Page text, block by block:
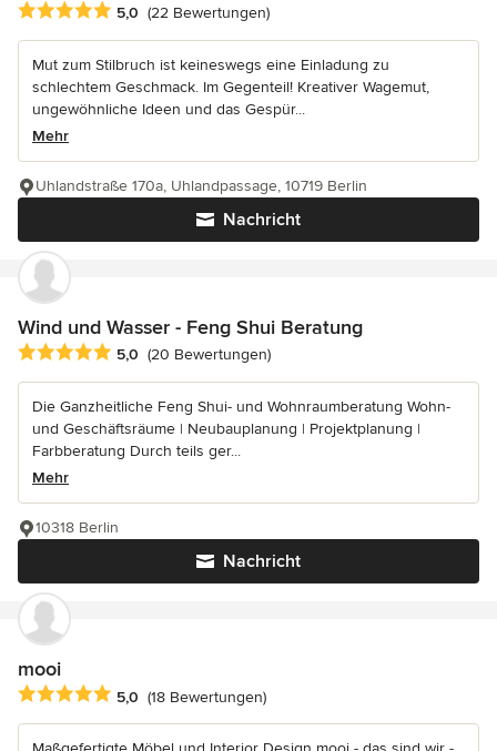
Durchschnittliche Bewertung: 5 von 5 Sternen
5,0 (22 Bewertungen)
Mut zum Stilbruch ist keineswegs eine Einladung zu
schlechtem Geschmack. Im Gegenteil! Kreativer Wagemut,
ungewöhnliche Ideen und das Gespür...
Mehr
Nachricht
Uhlandstraße 170a, Uhlandpassage, 10719 Berlin
Wind und Wasser - Feng Shui Beratung
Durchschnittliche Bewertung: 5 von 5 Sternen
5,0 (20 Bewertungen)
Die Ganzheitliche Feng Shui- und Wohnraumberatung Wohn-
und Geschäftsräume | Neubauplanung | Projektplanung |
Farbberatung Durch teils ger...
Mehr
Nachricht
10318 Berlin
mooi
Durchschnittliche Bewertung: 5 von 5 Sternen
5,0 (18 Bewertungen)